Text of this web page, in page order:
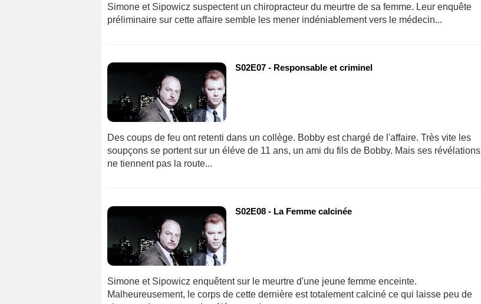
Simone et Sipowicz suspectent un chiropracteur du meurtre de sa femme. Leur enquête
préliminaire sur cette affaire semble les mener indéniablement vers le médecin...
S02E07 - Responsable et criminel
Des coups de feu ont retenti dans un collège. Bobby est chargé de l'affaire. Très vite les
soupçons se portent sur un éléve de 11 ans, un ami du fils de Bobby. Mais ses révélations
ne tiennent pas la route...
S02E08 - La Femme calcinée
Simone et Sipowicz enquêtent sur le meurtre d'une jeune femme enceinte.
Malheureusement, le corps de cette dernière est totalement calciné ce qui laisse peu de